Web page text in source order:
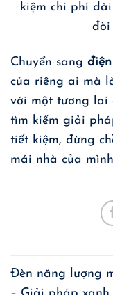
kiệm chi phí
đòi
Chuyển sang
của riêng ai mà
với một tương lai
tìm kiếm giải
tiết kiệm, đừng
mái nhà của
Đèn năng lượng